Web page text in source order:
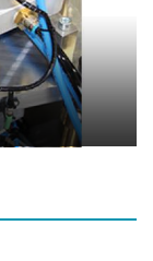
für